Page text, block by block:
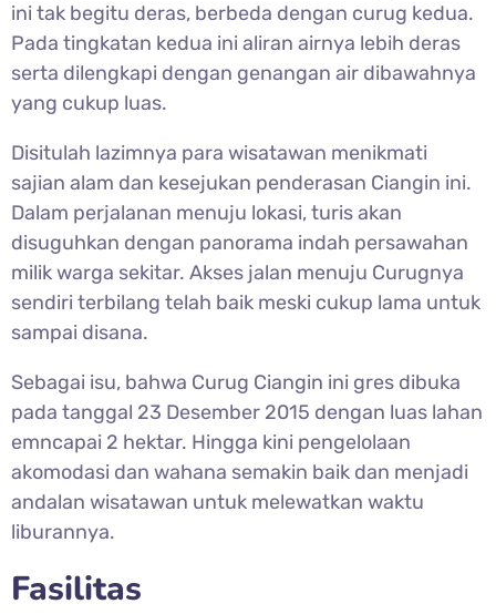
ini tak begitu deras, berbeda dengan curug kedua.
Pada tingkatan kedua ini aliran airnya lebih deras
serta dilengkapi dengan genangan air dibawahnya
yang cukup luas.
Disitulah lazimnya para wisatawan menikmati
sajian alam dan kesejukan penderasan Ciangin ini.
Dalam perjalanan menuju lokasi, turis akan
disuguhkan dengan panorama indah persawahan
milik warga sekitar. Akses jalan menuju Curugnya
sendiri terbilang telah baik meski cukup lama untuk
sampai disana.
Sebagai isu, bahwa Curug Ciangin ini gres dibuka
pada tanggal 23 Desember 2015 dengan luas lahan
emncapai 2 hektar. Hingga kini pengelolaan
akomodasi dan wahana semakin baik dan menjadi
andalan wisatawan untuk melewatkan waktu
liburannya.
Fasilitas